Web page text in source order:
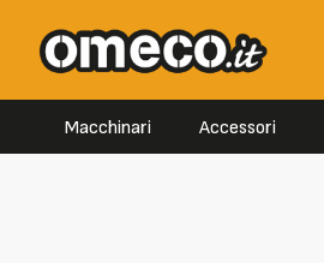
Macchinari Accessori